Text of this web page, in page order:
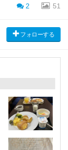
2 51
フォローする